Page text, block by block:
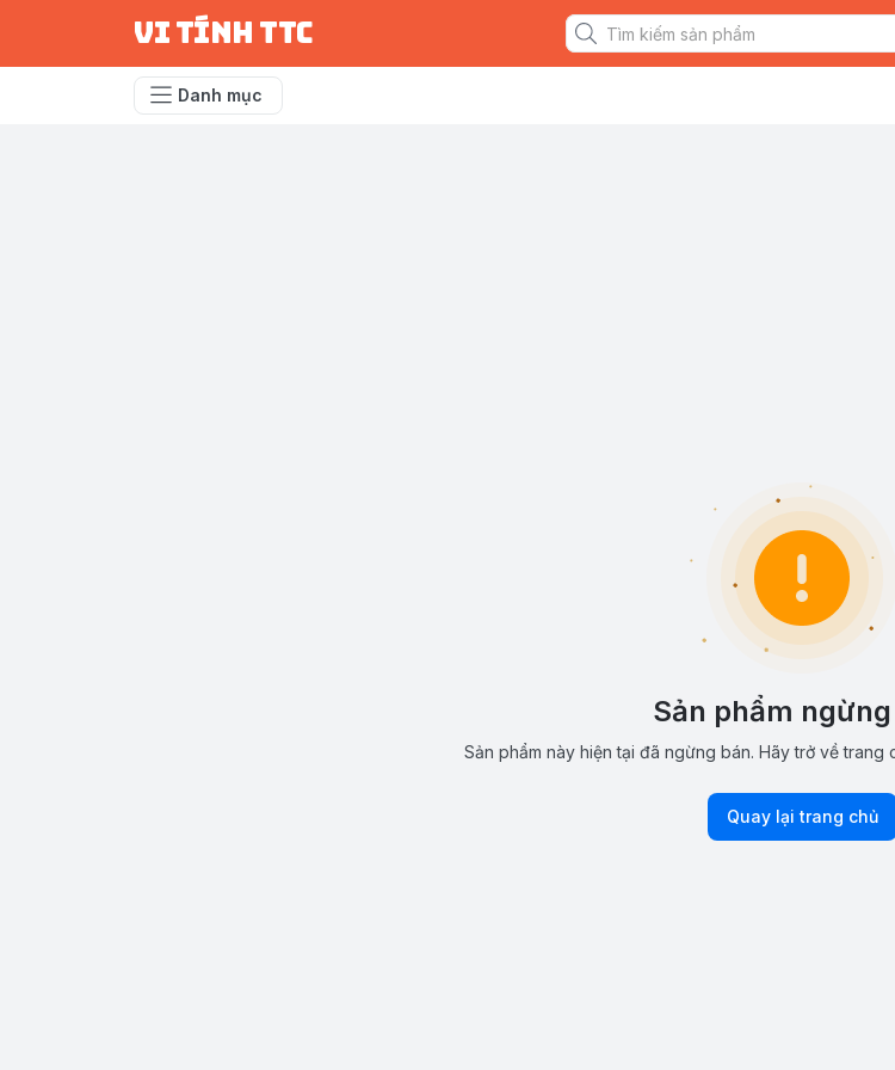
vi tính ttc
Danh mục
Sản phẩm
Sản phẩm này hiện tại đã ngừng bán. Hãy trở về trang
Quay lại trang chủ